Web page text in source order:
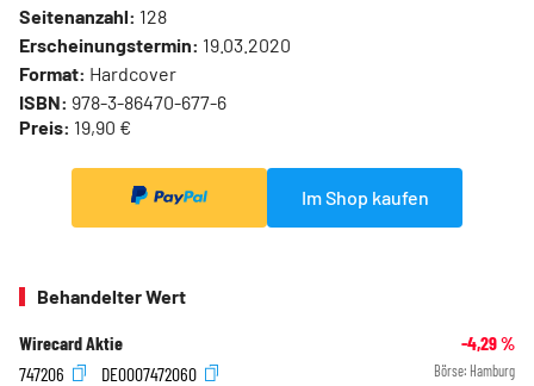
Seitenanzahl: 128
Erscheinungstermin: 19.03.2020
Format: Hardcover
ISBN: 978-3-86470-677-6
Preis: 19,90 €
Im Shop kaufen
Behandelter Wert
Wirecard Aktie -4,29%
747206
DE0007472060 Börse: Hamburg